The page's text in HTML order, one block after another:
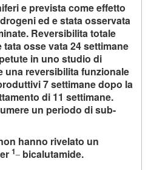
e prevista come effetto
ed e stata osservata
Reversibilita totale
osse vata 24 settimane
in uno studio di
una reversibilita funzionale
7 settimane dopo la
di 11 settimane.
un periodo di sub-
hanno rivelato un
1_ bicalutamide.